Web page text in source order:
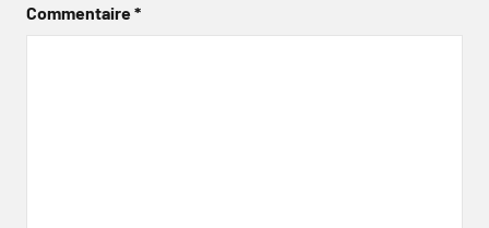
Commentaire*